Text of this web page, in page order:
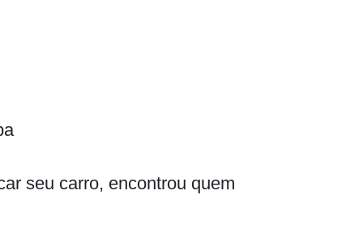
seu carro, encontrou quem